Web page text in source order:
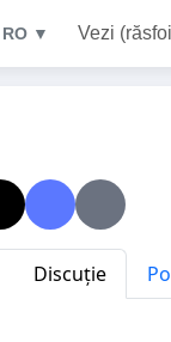
RO ▼ Vezi
Discuție